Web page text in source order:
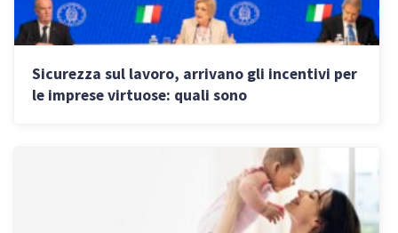
Sicurezza sul lavoro, arrivano gli incentivi per
le imprese virtuose: quali sono